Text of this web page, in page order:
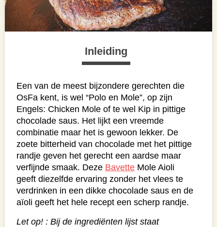
Inleiding
Een van de meest bijzondere gerechten die
OsFa kent, is wel “Polo en Mole”, op zijn
Engels: Chicken Mole of te wel Kip in pittige
chocolade saus. Het lijkt een vreemde
combinatie maar het is gewoon lekker. De
zoete bitterheid van chocolade met het pittige
randje geven het gerecht een aardse maar
verfijnde smaak. Deze Bavette Mole Aioli
geeft diezelfde ervaring zonder het vlees te
verdrinken in een dikke chocolade saus en de
aïoli geeft het hele recept een scherp randje.
Let op! : Bij de ingrediënten lijst staat